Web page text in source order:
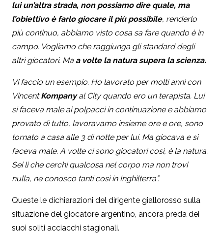
lui un’altra strada, non possiamo dire quale, ma
l’obiettivo è farlo giocare il più possibile, renderlo
più continuo, abbiamo visto cosa sa fare quando è in
campo. Vogliamo che raggiunga gli standard degli
altri giocatori. Ma a volte la natura supera la scienza.
Vi faccio un esempio. Ho lavorato per molti anni con
VincentKompanyal City quando ero un terapista. Lui
si faceva male ai polpacci in continuazione e abbiamo
provato di tutto, lavoravamo insieme ore e ore, sono
tornato a casa alle 3 di notte per lui. Ma giocava e si
faceva male. A volte ci sono giocatori così, è la natura.
Sei lì che cerchi qualcosa nel corpo ma non trovi
nulla, ne conosco tanti così in Inghilterra”.
Queste le dichiarazioni del dirigente giallorosso sulla
situazione del giocatore argentino, ancora preda dei
suoi soliti acciacchi stagionali.